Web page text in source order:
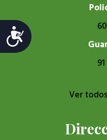
Accesibilidad
Ver